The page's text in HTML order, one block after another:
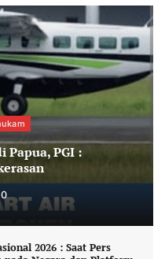
Papua, PGI :
0
2026 : Saat Pers